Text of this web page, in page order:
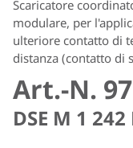
Scaricatore
modulare, per
ulteriore contatto di
distanza (contatto di
Art.-N.
DSE M 1 242